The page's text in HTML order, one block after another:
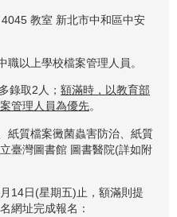
教室 新北市中和區中安
以上學校檔案管理人員。
錄取2人； 額滿時，以教育部
管理人員為優先。
紙質檔案黴菌蟲害防治、紙質
臺灣圖書館 圖書醫院(詳如附
14日(星期五)止，額滿則提
網址完成報名：